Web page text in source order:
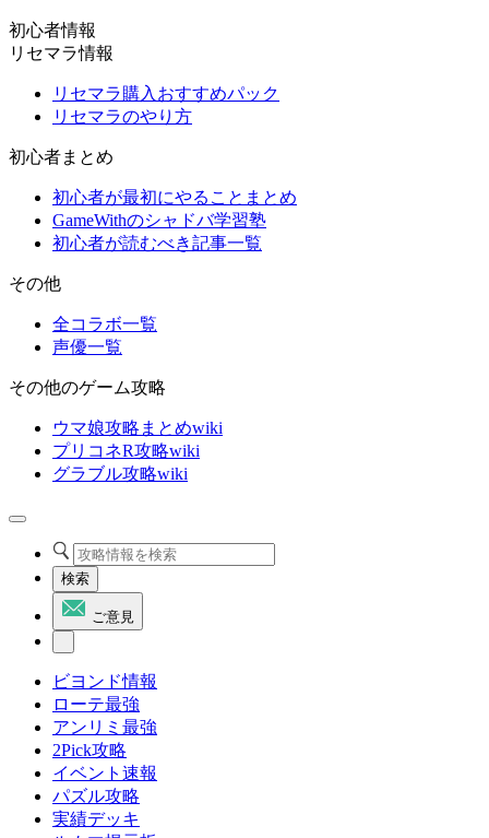
初心者情報
リセマラ情報
リセマラ購入おすすめパック
リセマラのやり方
初心者まとめ
初心者が最初にやることまとめ
GameWithのシャドバ学習塾
初心者が読むべき記事一覧
その他
全コラボ一覧
声優一覧
その他のゲーム攻略
ウマ娘攻略まとめwiki
プリコネR攻略wiki
グラブル攻略wiki
検索
ご意見
ビヨンド情報
ローテ最強
アンリミ最強
2Pick攻略
イベント速報
パズル攻略
実績デッキ